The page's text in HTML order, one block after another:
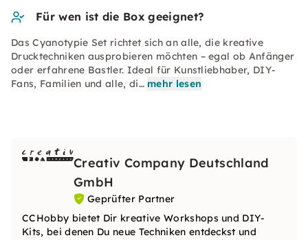
Für wen ist die Box geeignet?
Das Cyanotypie Set richtet sich an alle, die kreative
Drucktechniken ausprobieren möchten – egal ob Anfänger
oder erfahrene Bastler. Ideal für Kunstliebhaber, DIY-
Fans, Familien und alle, di… mehr lesen
Creativ Company Deutschland
GmbH
Geprüfter Partner
CCHobby bietet Dir kreative Workshops und DIY-
Kits, bei denen Du neue Techniken entdeckst und